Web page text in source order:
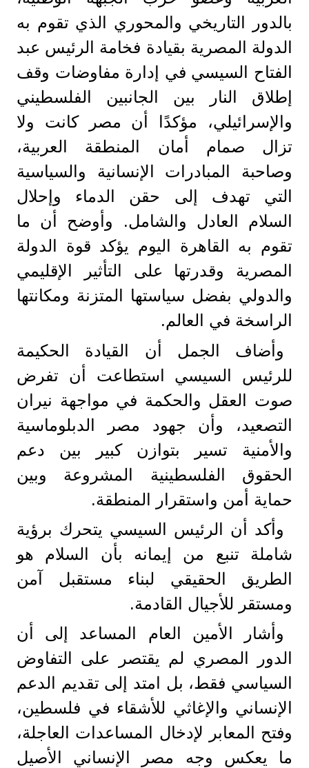
بالدور التاريخي والمحوري الذي تقوم به
الدولة المصرية بقيادة فخامة الرئيس عبد
الفتاح السيسي في إدارة مفاوضات وقف
إطلاق النار بين الجانبين الفلسطيني
والإسرائيلي، مؤكدًا أن مصر كانت ولا
تزال صمام أمان المنطقة العربية،
وصاحبة المبادرات الإنسانية والسياسية
التي تهدف إلى حقن الدماء وإحلال
السلام العادل والشامل. وأوضح أن ما
تقوم به القاهرة اليوم يؤكد قوة الدولة
المصرية وقدرتها على التأثير الإقليمي
والدولي بفضل سياستها المتزنة ومكانتها
الراسخة في العالم.
وأضاف الجمل أن القيادة الحكيمة
للرئيس السيسي استطاعت أن تفرض
صوت العقل والحكمة في مواجهة نيران
التصعيد، وأن جهود مصر الدبلوماسية
والأمنية تسير بتوازن كبير بين دعم
الحقوق الفلسطينية المشروعة وبين
حماية أمن واستقرار المنطقة.
وأكد أن الرئيس السيسي يتحرك برؤية
شاملة تنبع من إيمانه بأن السلام هو
الطريق الحقيقي لبناء مستقبل آمن
ومستقر للأجيال القادمة.
وأشار الأمين العام المساعد إلى أن
الدور المصري لم يقتصر على التفاوض
السياسي فقط، بل امتد إلى تقديم الدعم
الإنساني والإغاثي للأشقاء في فلسطين،
وفتح المعابر لإدخال المساعدات العاجلة،
ما يعكس وجه مصر الإنساني الأصيل